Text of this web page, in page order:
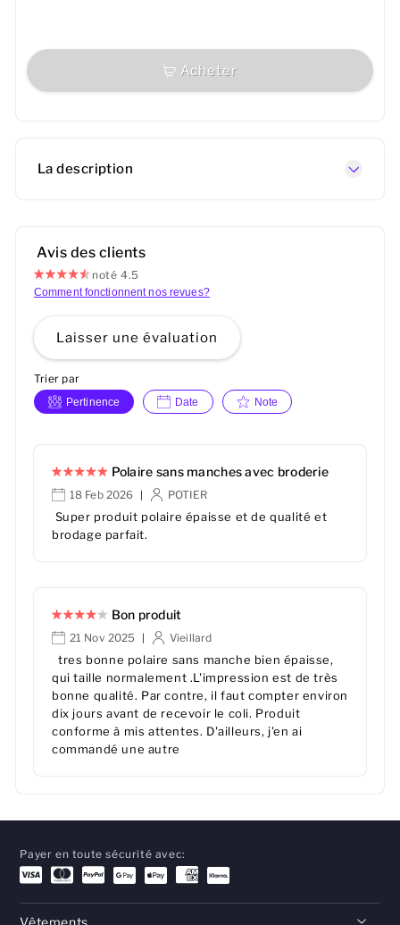
Acheter
La description
Avis des clients
noté 4.5
Comment fonctionnent nos revues?
Laisser une évaluation
Trier par
Pertinence Date Note
Polaire sans manches avec broderie
18 Feb 2026 | POTIER
Super produit polaire épaisse et de qualité et
brodage parfait.
Bon produit
21 Nov 2025 | Vieillard
tres bonne polaire sans manche bien épaisse,
qui taille normalement .L'impression est de très
bonne qualité. Par contre, il faut compter environ
dix jours avant de recevoir le coli. Produit
conforme à mis attentes. D'ailleurs, j'en ai
commandé une autre
Payer en toute sécurité avec:
Vêtements